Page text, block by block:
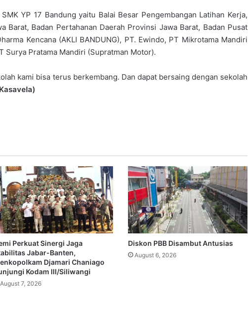
YP 17 Bandung yaitu Balai Besar Pengembangan Latihan Kerja,
Barat, Badan Pertahanan Daerah Provinsi Jawa Barat, Badan Pusat
Kencana (AKLI BANDUNG), PT. Ewindo, PT Mikrotama Mandiri
Surya Pratama Mandiri (Supratman Motor).
kami bisa terus berkembang. Dan dapat bersaing dengan sekolah
Perkuat Sinergi Jaga
Jabar-Banten,
Djamari Chaniago
Kodam III/Siliwangi
August 7, 2026
Diskon PBB Disambut Antusias
August 6, 2026